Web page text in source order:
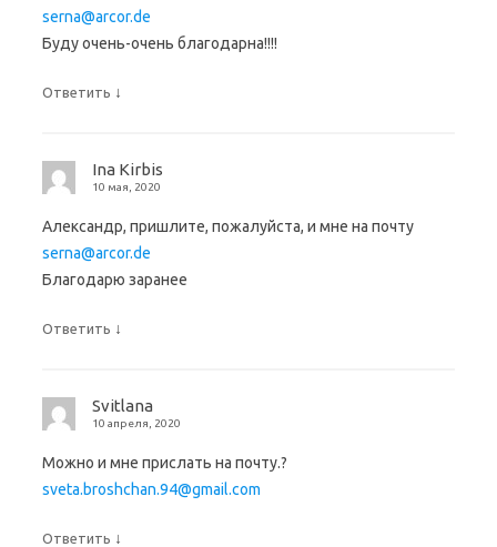
serna@arcor.de
Буду очень-очень благодарна!!!!
Ответить ↓
Ina Kirbis
10 мая, 2020
Александр, пришлите, пожалуйста, и мне на почту
serna@arcor.de
Благодарю заранее
Ответить ↓
Svitlana
10 апреля, 2020
Можно и мне прислать на почту.?
sveta.broshchan.94@gmail.com
Ответить ↓